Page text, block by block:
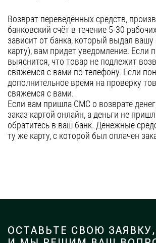
Возврат переведённых средств,
банковский счёт в течение 5-30
зависит от банка, который выдал
карту), вам придет уведомление. Если
выяснится, что товар не подлежит
свяжемся с вами по телефону. Если
дополнительное время на проверку
свяжемся с вами.
Если вам пришла СМС о возврате
заказ картой онлайн, а деньги не
обратитесь в ваш банк. Денежные
ту же карту, с которой был оплачен
ОСТАВЬТЕ СВОЮ ЗАЯВКУ,